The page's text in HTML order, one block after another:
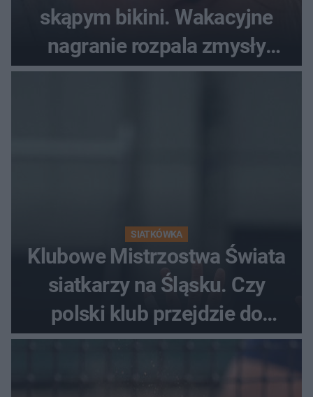
skąpym bikini. Wakacyjne
nagranie rozpala zmysły
fanów
SIATKÓWKA
Klubowe Mistrzostwa Świata
siatkarzy na Śląsku. Czy
polski klub przejdzie do
historii